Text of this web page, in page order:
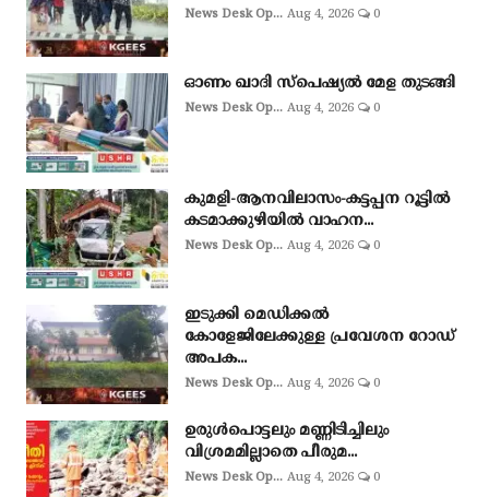
News Desk Op... Aug 4, 2026 0
ഓണം ഖാദി സ്‌പെഷ്യല്‍ മേള തുടങ്ങി
News Desk Op... Aug 4, 2026 0
കുമളി-ആനവിലാസം-കട്ടപ്പന റൂട്ടിൽ
കടമാക്കുഴിയിൽ വാഹന...
News Desk Op... Aug 4, 2026 0
ഇടുക്കി മെഡിക്കൽ
കോളേജിലേക്കുള്ള പ്രവേശന റോഡ്
അപക...
News Desk Op... Aug 4, 2026 0
ഉരുള്‍പൊട്ടലും മണ്ണിടിച്ചിലും
വിശ്രമമില്ലാതെ പീരുമ...
News Desk Op... Aug 4, 2026 0